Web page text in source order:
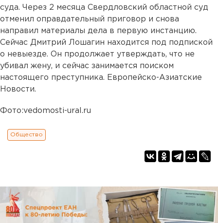
суда. Через 2 месяца Свердловский областной суд
отменил оправдательный приговор и снова
направил материалы дела в первую инстанцию.
Сейчас Дмитрий Лошагин находится под подпиской
о невыезде. Он продолжает утверждать, что не
убивал жену, и сейчас занимается поиском
настоящего преступника. Европейско-Азиатские
Новости.
Фото:vedomosti-ural.ru
Общество